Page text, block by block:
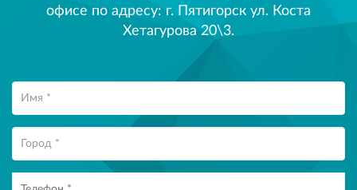
офисе по адресу: г. Пятигорск ул. Коста
Хетагурова 20\3.